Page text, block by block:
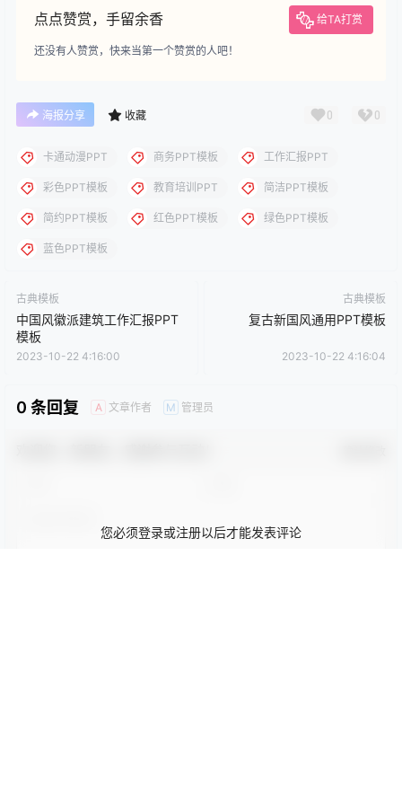
点点赞赏，手留余香 给TA打赏
还没有人赞赏，快来当第一个赞赏的人吧！
海报分享 收藏 0 0
卡通动漫PPT 商务PPT模板 工作汇报PPT
彩色PPT模板 教育培训PPT 简洁PPT模板
简约PPT模板 红色PPT模板 绿色PPT模板
蓝色PPT模板
古典模板
中国风徽派建筑工作汇报PPT
模板
2023-10-22 4:16:00
古典模板
复古新国风通用PPT模板
2023-10-22 4:16:04
0 条回复 A 文章作者 M 管理员
您必须登录或注册以后才能发表评论